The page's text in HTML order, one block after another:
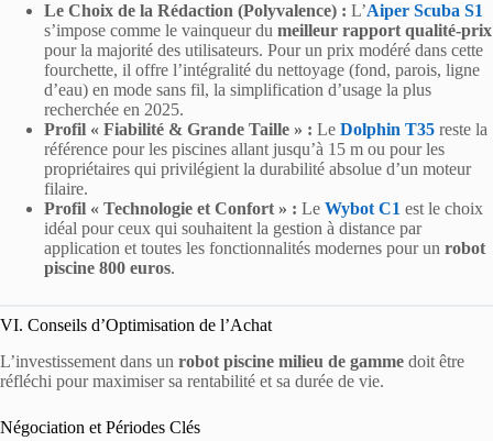
Le Choix de la Rédaction (Polyvalence) : L’Aiper Scuba S1
s’impose comme le vainqueur du meilleur rapport qualité-prix
pour la majorité des utilisateurs. Pour un prix modéré dans cette
fourchette, il offre l’intégralité du nettoyage (fond, parois, ligne
d’eau) en mode sans fil, la simplification d’usage la plus
recherchée en 2025.
Profil « Fiabilité & Grande Taille » : Le Dolphin T35 reste la
référence pour les piscines allant jusqu’à 15 m ou pour les
propriétaires qui privilégient la durabilité absolue d’un moteur
filaire.
Profil « Technologie et Confort » : Le Wybot C1 est le choix
idéal pour ceux qui souhaitent la gestion à distance par
application et toutes les fonctionnalités modernes pour un robot
piscine 800 euros.
VI. Conseils d’Optimisation de l’Achat
L’investissement dans un robot piscine milieu de gamme doit être
réfléchi pour maximiser sa rentabilité et sa durée de vie.
Négociation et Périodes Clés